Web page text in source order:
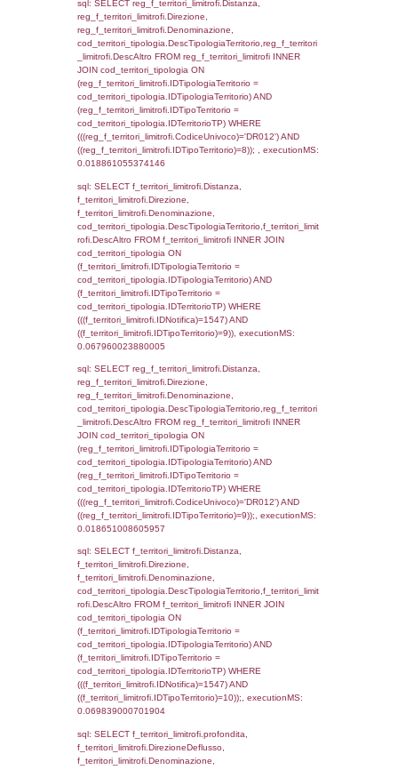
f_territori_limitrofi INNER JOIN
(f_territori_limitrofi.IDTipologiaTerritorio =
cod_territori_tipologia.IDTipologiaTerritorio)
(f_territori_limitrofi.IDTipoTerritorio =
cod_territori_tipologia.IDTerritorioTP)
(((f_territori_limitrofi.IDNotifica)=1547) AND
((f_territori_limitrofi.IDTipoTerritorio)=2)),
0.068015098571777
sql: SELECT f_territori_limitrofi.Distanza,
f_territori_limitrofi.Direzione,
f_territori_limitrofi.Denominazione,
f_territori_limitrofi.DescAltro FROM
JOIN cod_territori_tipologia ON
(f_territori_limitrofi.IDTipologiaTerritorio =
cod_territori_tipologia.IDTipologiaTerritorio)
(f_territori_limitrofi.IDTipoTerritorio =
cod_territori_tipologia.IDTerritorioTP)
(((f_territori_limitrofi.IDNotifica)=1547) AND
((f_territori_limitrofi.IDTipoTerritorio)=3)),
0.069417953491211
sql: SELECT f_territori_limitrofi.Distanza,
f_territori_limitrofi.Direzione,
f_territori_limitrofi.Denominazione,
rofi.DescAltro FROM f_territori_limitrofi
cod_territori_tipologia ON
(f_territori_limitrofi.IDTipologiaTerritorio =
cod_territori_tipologia.IDTipologiaTerritorio)
(f_territori_limitrofi.IDTipoTerritorio =
cod_territori_tipologia.IDTerritorioTP)
(((f_territori_limitrofi.IDNotifica)=1547) AND
((f_territori_limitrofi.IDTipoTerritorio)=4)),
sql: SELECT f_territori_limitrofi.Distanza,